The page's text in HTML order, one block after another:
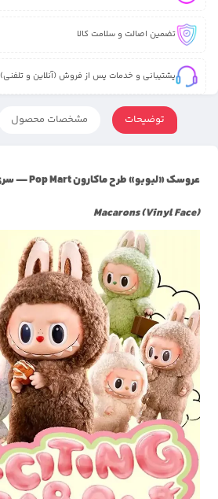
تضمین اصالت و سلامت کالا
پشتیبانی و خدمات پس از فروش (آنلاین و تلفنی)
توضیحات مشخصات محصول
عروسک «لبوبو» طرح ماکارون Pop Mart — سری THE MONSTERS:
Macarons (Vinyl Face)